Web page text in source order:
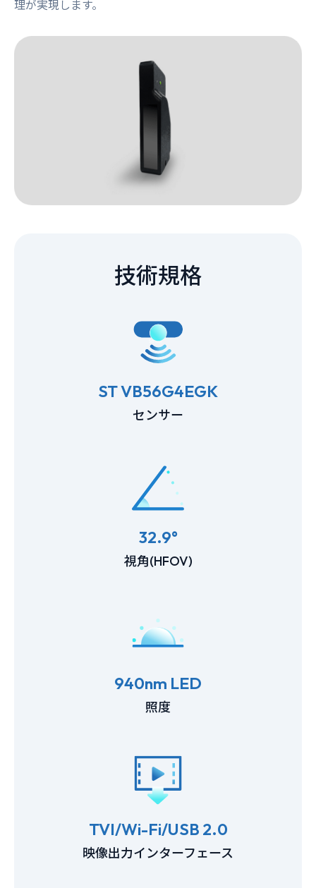
理が実現します。
技術規格
ST VB56G4EGK
センサー
32.9°
視角(HFOV)
940nm LED
照度
TVI/Wi-Fi/USB 2.0
映像出力インターフェース